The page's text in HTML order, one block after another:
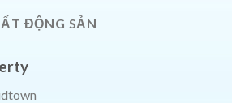
ĐỘNG SẢN